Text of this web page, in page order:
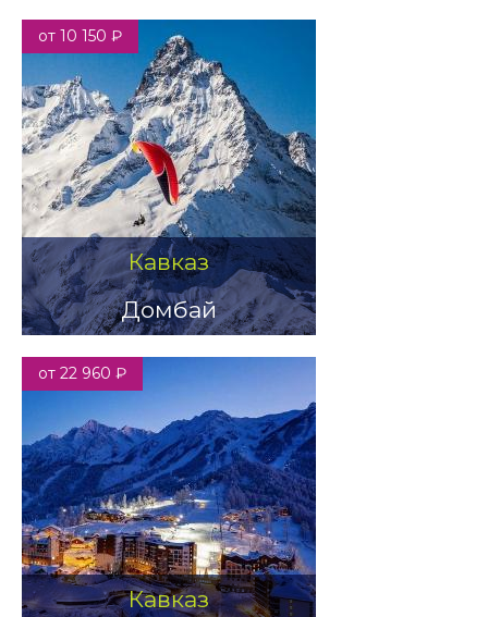
от 10 150 ₽
Кавказ
Домбай
от 22 960 ₽
Кавказ